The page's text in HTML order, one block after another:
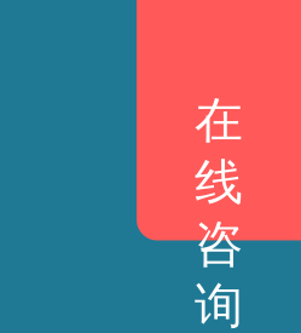
在
线
咨
询